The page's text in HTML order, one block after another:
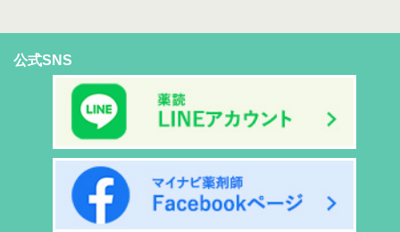
公式SNS